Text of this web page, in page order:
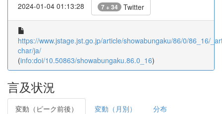
2024-01-04 01:13:28 7 + 34 Twitter
https://www.jstage.jst.go.jp/article/showabungaku/86/0/86_16/
char/ja/
(info:doi/10.50863/showabungaku.86.0_16)
言及状況
変動（ピーク前後） 変動（月別） 分布